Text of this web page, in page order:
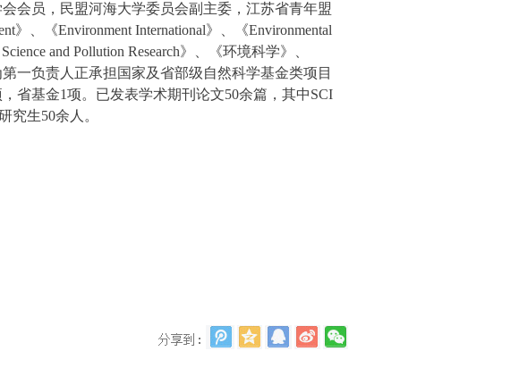
会员，民盟河海大学委员会副主委，江苏省青年盟
》、《Environment International》、 《Environmental
and Pollution Research》、《环境科学》、
一负责人正承担国家及省部级自然科学基金类项目
，省基金1项。已发表学术期刊论文50余篇，其中SCI
究生50余人 。